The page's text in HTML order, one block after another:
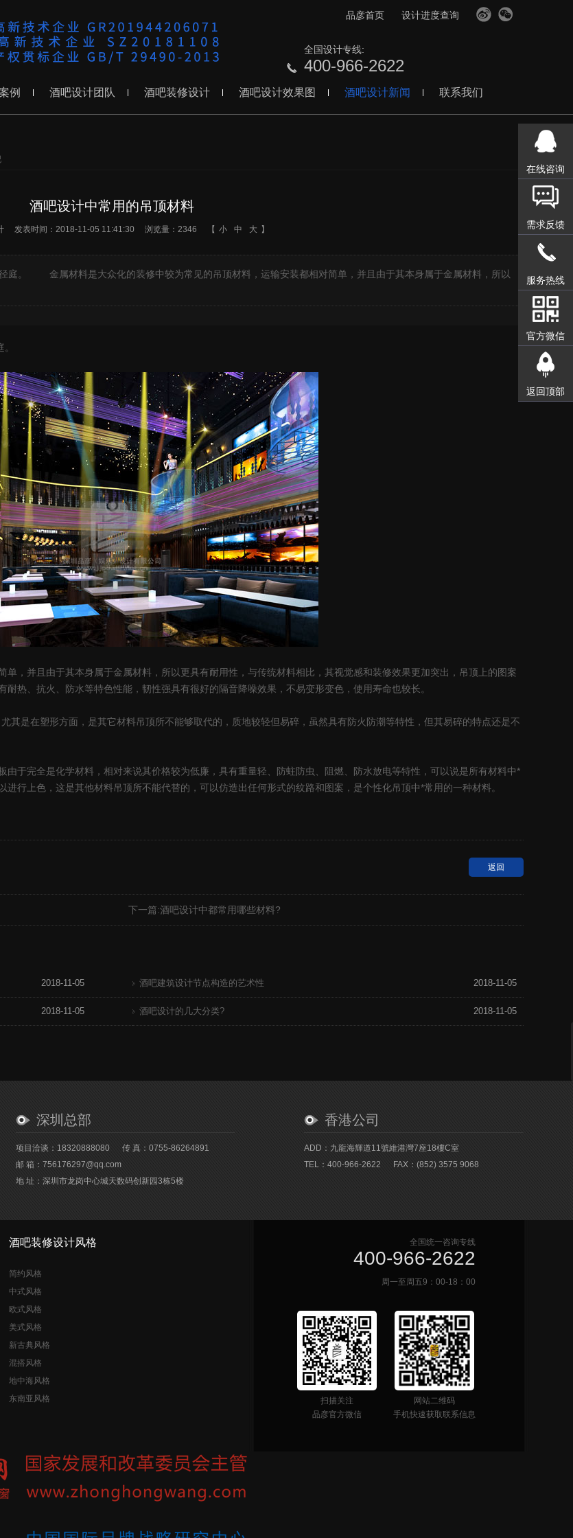
品彦首页 设计进度查询
全国设计专线:
400-966-2622
例 酒吧设计团队 酒吧装修设计 酒吧设计效果图 酒吧设计新闻 联系我们
酒吧设计中常用的吊顶材料
发表时间：2018-11-05 11:41:30 浏览量：2346 【 小 中 大 】
庭。 金属材料是大众化的装修中较为常见的吊顶材料，运输安装都相对简单，并且由于其本身属于金属材料，所以
并且由于其本身属于金属材料，所以更具有耐用性，与传统材料相比，其视觉感和装修效果更加突出，吊顶上的图案
热、抗火、防水等特色性能，韧性强具有很好的隔音降噪效果，不易变形变色，使用寿命也较长。
是在塑形方面，是其它材料吊顶所不能够取代的，质地较轻但易碎，虽然具有防火防潮等特性，但其易碎的特点还是不
完全是化学材料，相对来说其价格较为低廉，具有重量轻、防蛀防虫、阻燃、防水放电等特性，可以说是所有材料中*
行上色，这是其他材料吊顶所不能代替的，可以仿造出任何形式的纹路和图案，是个性化吊顶中*常用的一种材料。
返回
下一篇:酒吧设计中都常用哪些材料?
2018-11-05 酒吧建筑设计节点构造的艺术性 2018-11-05
2018-11-05 酒吧设计的几大分类? 2018-11-05
深圳总部
项目洽谈：18320888080
传 真：0755-86264891
邮 箱：756176297@qq.com
地 址：深圳市龙岗中心城天数码创新园3栋5楼
香港公司
ADD：九龍海輝道11號維港灣7座18樓C室
TEL：400-966-2622
FAX：(852) 3575 9068
酒吧装修设计风格
简约风格
中式风格
欧式风格
美式风格
新古典风格
混搭风格
地中海风格
东南亚风格
全国统一咨询专线
400-966-2622
周一至周五9：00-18：00
扫描关注
品彦官方微信
网站二维码
手机快速获取联系信息
在线咨询
需求反馈
服务热线
官方微信
返回顶部